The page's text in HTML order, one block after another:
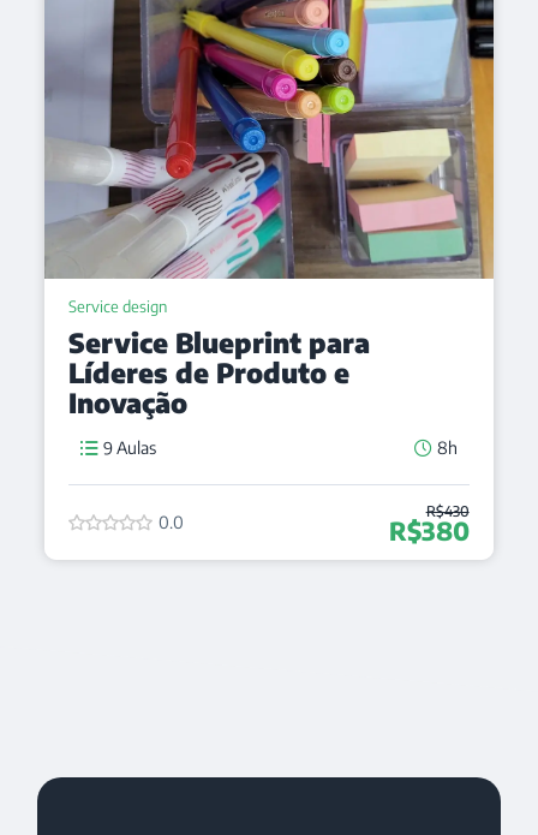
Service design
Service Blueprint para
Líderes de Produto e
Inovação
9 Aulas 8h
0.0
R$430
R$380